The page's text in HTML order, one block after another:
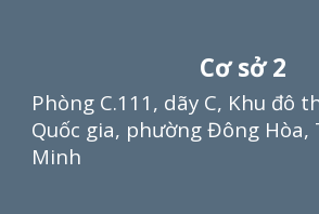
Cơ sở2
Phòng C.111, dãy C, Khu đô
Quốc gia, phường Đông Hòa,
Minh